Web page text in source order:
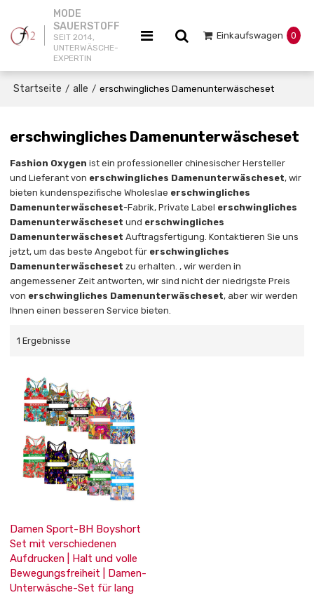
MODE
SAUERSTOFF
SEIT 2014,
UNTERWÄSCHE-
EXPERTIN
Einkaufswagen 0
Startseite / alle / erschwingliches Damenunterwäscheset
erschwingliches Damenunterwäscheset
Fashion Oxygen ist ein professioneller chinesischer Hersteller
und Lieferant von erschwingliches Damenunterwäscheset, wir
bieten kundenspezifische Wholeslae erschwingliches
Damenunterwäscheset-Fabrik, Private Label erschwingliches
Damenunterwäscheset und erschwingliches
Damenunterwäscheset Auftragsfertigung. Kontaktieren Sie uns
jetzt, um das beste Angebot für erschwingliches
Damenunterwäscheset zu erhalten. , wir werden in
angemessener Zeit antworten, wir sind nicht der niedrigste Preis
von erschwingliches Damenunterwäscheset, aber wir werden
Ihnen einen besseren Service bieten.
1 Ergebnisse
Damen Sport-BH Boyshort
Set mit verschiedenen
Aufdrucken | Halt und volle
Bewegungsfreiheit | Damen-
Unterwäsche-Set für lang